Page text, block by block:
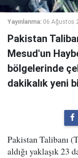
Yayınlanma: 06 Ağustos
Pakistan
Mesud'un
bölgelerinde
dakikalık yeni
Pakistan Talibanı
aldığı yaklaşık 23